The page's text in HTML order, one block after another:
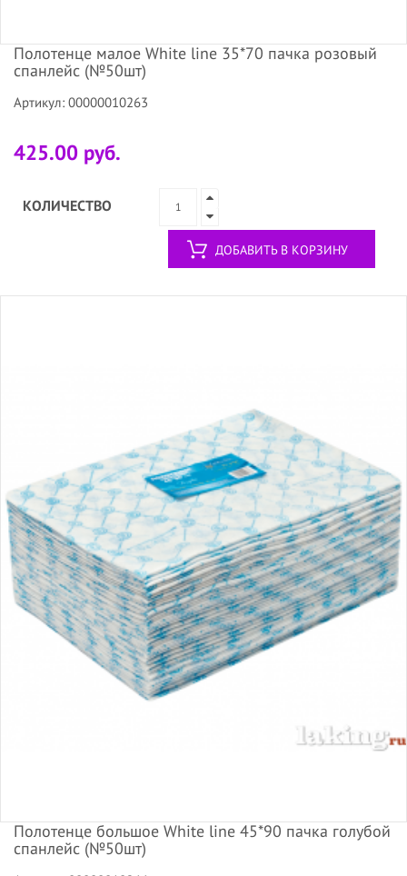
Полотенце малое White line 35*70 пачка розовый
спанлейс (№50шт)
Артикул: 00000010263
425.00 руб.
КОЛИЧЕСТВО
ДОБАВИТЬ В КОРЗИНУ
Полотенце большое White line 45*90 пачка голубой
спанлейс (№50шт)